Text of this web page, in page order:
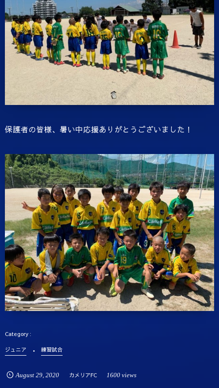
保護者の皆様、暑い中応援ありがとうございました！
ジュニア 練習試合
August 29, 2020 カメリアFC 1600 views